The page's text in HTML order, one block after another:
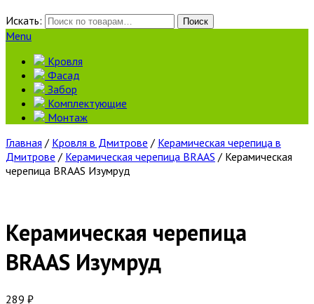
Искать:
Поиск
Menu
Кровля
Фасад
Забор
Комплектующие
Монтаж
Главная / Кровля в Дмитрове / Керамическая черепица в
Дмитрове / Керамическая черепица BRAAS / Керамическая
черепица BRAAS Изумруд
Керамическая черепица
BRAAS Изумруд
289 ₽